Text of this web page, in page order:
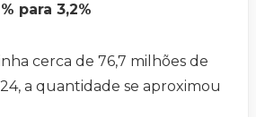
para 3,2%
cerca de 76,7 milhões de
a quantidade se aproximou